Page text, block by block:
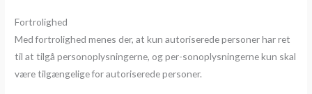
Fortrolighed
Med fortrolighed menes der, at kun autoriserede personer har ret
til at tilgå personoplysningerne, og per-sonoplysningerne kun skal
være tilgængelige for autoriserede personer.